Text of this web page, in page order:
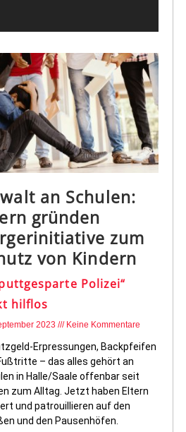
an Schulen:
gründen
zum
von Kindern
Polizei“
hilflos
2023 Keine Kommentare
Erpressungen, Backpfeifen
– das alles gehört an
in Halle/Saale offenbar seit
zum Alltag. Jetzt haben Eltern
und patrouillieren auf den
und den Pausenhöfen.